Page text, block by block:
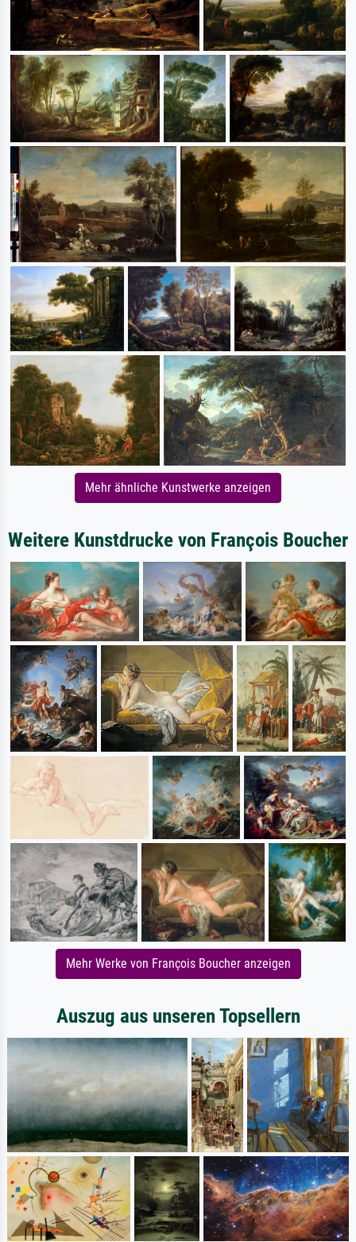
Mehr ähnliche Kunstwerke anzeigen
Weitere Kunstdrucke von François Boucher
Mehr Werke von François Boucher anzeigen
Auszug aus unseren Topsellern